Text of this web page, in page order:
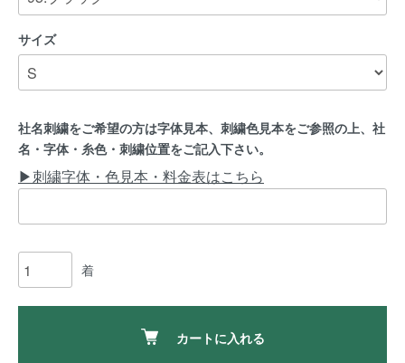
サイズ
社名刺繍をご希望の方は字体見本、刺繍色見本をご参照の上、社
名・字体・糸色・刺繍位置をご記入下さい。
▶刺繍字体・色見本・料金表はこちら
着
カートに入れる